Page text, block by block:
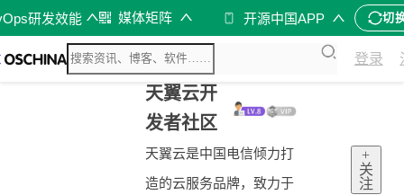
研发效能 媒体矩阵 开源中国APP 切
登录
天翼云开
发者社区
天翼云是中国电信倾力打
造的云服务品牌，致力于
+
关
注